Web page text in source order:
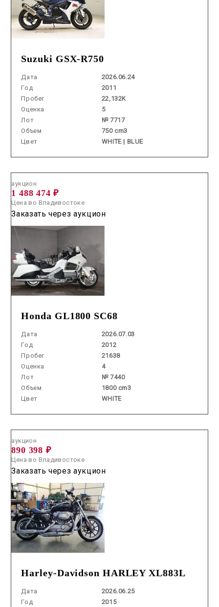
Suzuki GSX-R750
Дата
2026.06.24
Год
2011
Пробег
22,132K
Оценка
5
Лот
№ 7717
Объем
750 cm3
Цвет
WHITE | BLUE
Honda GL1800 SC68
Дата
2026.07.03
Год
2012
Пробег
21638
Оценка
4
Лот
№ 7440
Объем
1800 cm3
Цвет
WHITE
аукцион
1 488 474 ₽
Цена во Владивостоке
Заказать через аукцион
Harley-Davidson HARLEY XL883L
Дата
2026.06.25
Год
2015
аукцион
890 398 ₽
Цена во Владивостоке
Заказать через аукцион